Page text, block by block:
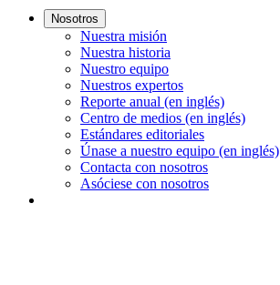
Nosotros
Nuestra misión
Nuestra historia
Nuestro equipo
Nuestros expertos
Reporte anual (en inglés)
Centro de medios (en inglés)
Estándares editoriales
Únase a nuestro equipo (en inglés)
Contacta con nosotros
Asóciese con nosotros